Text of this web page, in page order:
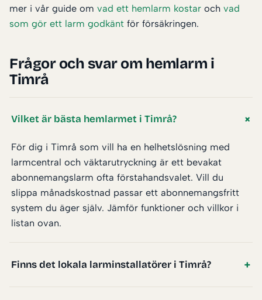
mer i vår guide om vad ett hemlarm kostar och vad
som gör ett larm godkänt för försäkringen.
Frågor och svar om hemlarm i
Timrå
Vilket är bästa hemlarmet i Timrå?
För dig i Timrå som vill ha en helhetslösning med
larmcentral och väktarutryckning är ett bevakat
abonnemangslarm ofta förstahandsvalet. Vill du
slippa månadskostnad passar ett abonnemangsfritt
system du äger själv. Jämför funktioner och villkor i
listan ovan.
Finns det lokala larminstallatörer i Timrå?